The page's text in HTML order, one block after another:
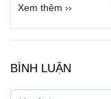
được công nhận
trên nhiều mục
Xem thêm ››
BÌNH LUẬN